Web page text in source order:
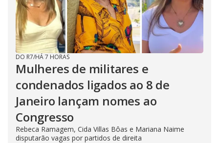
DO R7/HÁ 7 HORAS
Mulheres de militares e
condenados ligados ao 8 de
Janeiro lançam nomes ao
Congresso
Rebeca Ramagem, Cida Villas Bôas e Mariana Naime
disputarão vagas por partidos de direita